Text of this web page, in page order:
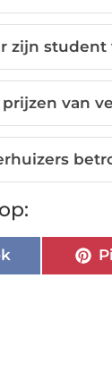
zijn student
van